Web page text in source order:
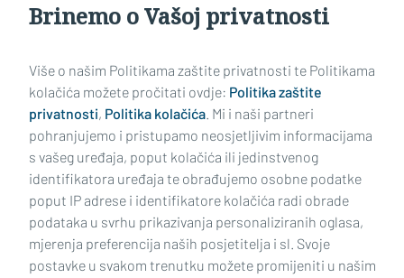
Impressum Uvjeti korištenja Politika privatnosti
Brinemo o Vašoj privatnosti
Više o našim Politikama zaštite privatnosti te Politikama
kolačića možete pročitati ovdje: Politika zaštite
privatnosti, Politika kolačića. Mi i naši partneri
pohranjujemo i pristupamo neosjetljivim informacijama
s vašeg uređaja, poput kolačića ili jedinstvenog
identifikatora uređaja te obrađujemo osobne podatke
poput IP adrese i identifikatore kolačića radi obrade
podataka u svrhu prikazivanja personaliziranih oglasa,
mjerenja preferencija naših posjetitelja i sl. Svoje
postavke u svakom trenutku možete promijeniti u našim